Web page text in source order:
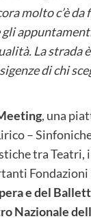
molto c’è da
La
di chi
, una
–
tra Teatri,
e del
Nazionale